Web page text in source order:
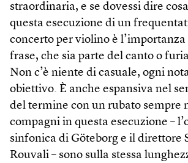
straordinaria, e se dovessi dire
questa esecuzione di un
concerto per violino è l’importanza
frase, che sia parte del canto o
Non c’è niente di casuale, ogni
obiettivo. È anche espansiva nel
del termine con un rubato sempre
compagni in questa esecuzione –
sinfonica di Göteborg e il direttore
Rouvali – sono sulla stessa